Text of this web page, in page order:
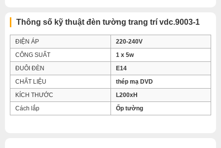
Thông số kỹ thuật đèn tường trang trí vdc.9003-1
ĐIỆN ÁP
220-240V
CÔNG SUẤT
1 x 5w
ĐUÔI ĐÈN
E14
CHẤT LIỆU
thép mạ DVD
KÍCH THƯỚC
L200xH
Cách lắp
Ốp tường